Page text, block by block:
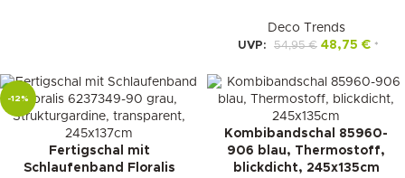
Deco Trends
UVP: 54,95€ 48,75 € *
-12%
Fertigschal mit
Schlaufenband Floralis
Kombibandschal 85960-
906 blau, Thermostoff,
blickdicht, 245x135cm